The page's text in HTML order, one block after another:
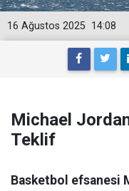
14:08
16 Ağustos 2025
Michael
Teklif
Basketbol efsanesi